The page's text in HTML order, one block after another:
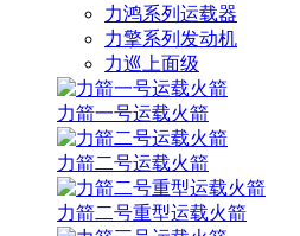
力鸿系列运载器
力擎系列发动机
力巡上面级
力箭一号运载火箭
力箭二号运载火箭
力箭二号重型运载火箭